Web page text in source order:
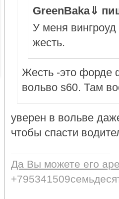
GreenBaka⇓
У меня вингроуд
жесть.
Жесть -это форде
вольво s60. Там
уверен в вольве
чтобы спасти
Да Вы можете его